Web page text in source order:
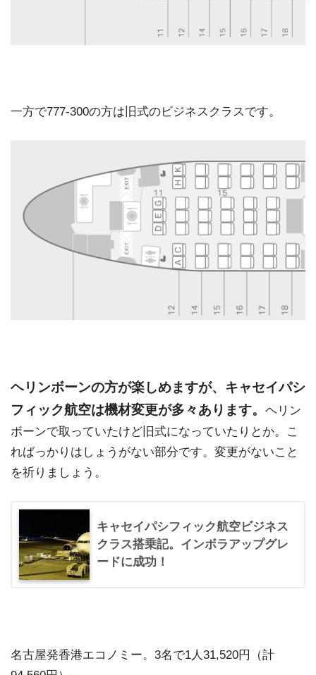
一方で777-300の方は旧式のビジネスクラスです。
ヘリンボーンの方が楽しめますが、キャセイパシ
フィック航空は機材変更が多々あります。 ヘリン
ボーンで取っていたけど旧式になっていたりとか。こ
ればっかりはしょうがない部分です。変更がないこと
を祈りましょう。
キャセイパシフィック航空ビジネス
クラス搭乗記。インボラアップグレ
ードに成功！
名古屋発香港エコノミー。3名で1人31,520円（計